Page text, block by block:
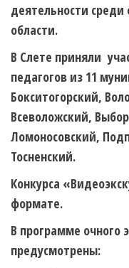
деятельности
области.
В Слете приняли
педагогов из 11
Бокситогорский,
Всеволожский,
Ломоносовский,
Тосненский.
Конкурса
формате.
В программе очного
предусмотрены: